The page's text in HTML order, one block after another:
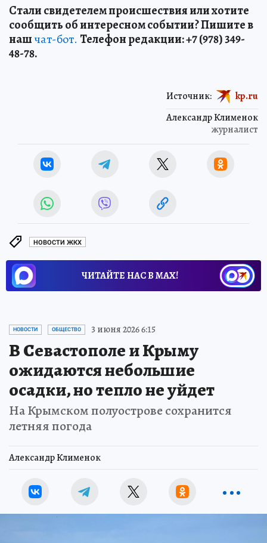
Стали свидетелем происшествия или хотите
сообщить об интересном событии? Пишите в
нашчат-бот. Телефон редакции: +7 (978) 349-
48-78.
Александр Клименок
журналист
Источник: kp.ru
НОВОСТИ ЖКХ
ЧИТАЙТЕ НАС В МАХ!
НОВОСТИ ОБЩЕСТВО 3 июня 2026 6:15
В Севастополе и Крыму
ожидаются небольшие
осадки, но тепло не уйдет
На Крымском полуострове сохранится
летняя погода
Александр Клименок